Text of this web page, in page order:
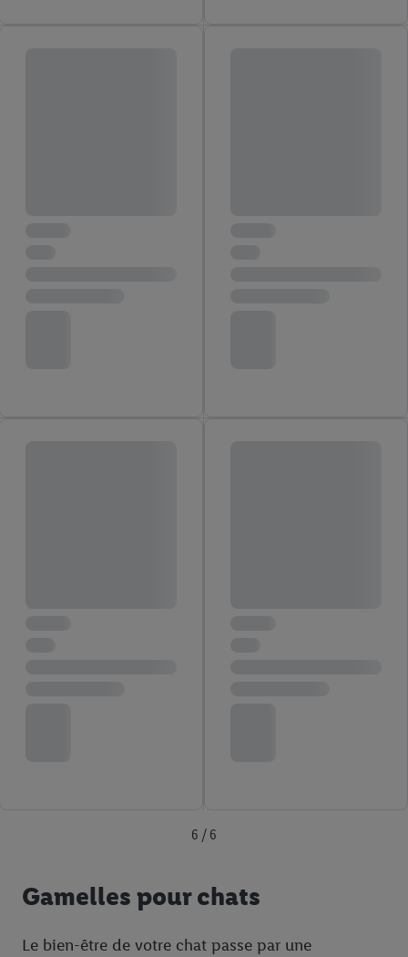
6 / 6
Gamelles pour chats
Le bien-être de votre chat passe par une